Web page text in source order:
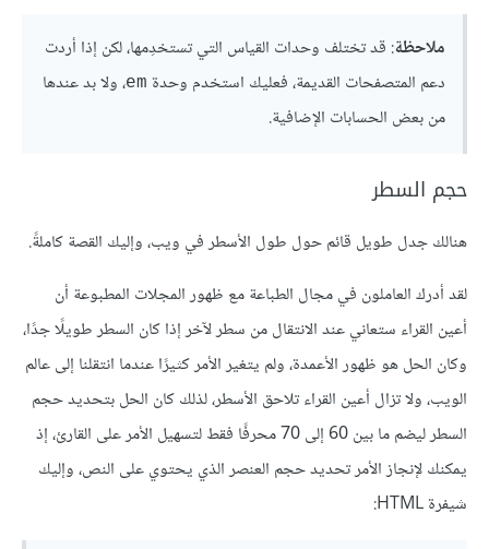
ملاحظة: قد تختلف وحدات القياس التي تستخدِمها، لكن إذا أردت
دعم المتصفحات القديمة، فعليك استخدم وحدة em، ولا بد عندها
من بعض الحسابات الإضافية.
حجم السطر
هنالك جدل طويل قائم حول طول الأسطر في ويب، وإليك القصة كاملةً.
لقد أدرك العاملون في مجال الطباعة مع ظهور المجلات المطبوعة أن
أعين القراء ستعاني عند الانتقال من سطر لآخر إذا كان السطر طويلًا جدًا،
وكان الحل هو ظهور الأعمدة، ولم يتغير الأمر كثيرًا عندما انتقلنا إلى عالم
الويب، ولا تزال أعين القراء تلاحق الأسطر، لذلك كان الحل بتحديد حجم
السطر ليضم ما بين 60 إلى 70 محرفًا فقط لتسهيل الأمر على القارئ، إذ
يمكنك لإنجاز الأمر تحديد حجم العنصر الذي يحتوي على النص، وإليك
شيفرة HTML: